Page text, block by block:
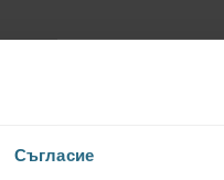
Съгласие